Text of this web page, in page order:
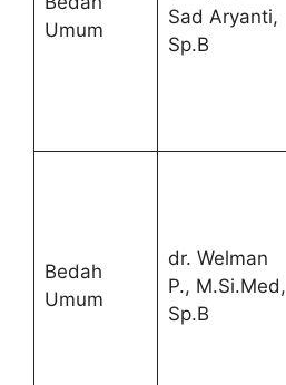
Umum
Sad Aryanti,
Sp.B
Bedah
Umum
dr. Welman
P., M.Si.Med,
Sp.B